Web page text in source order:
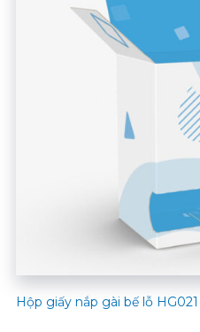
Hộp giấy nắp gài bế lỗ HG021